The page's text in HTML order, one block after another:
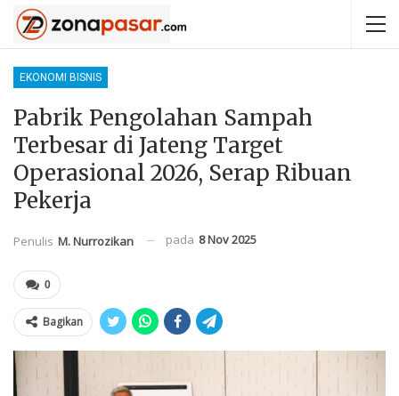
EKONOMI BISNIS
Pabrik Pengolahan Sampah
Terbesar di Jateng Target
Operasional 2026, Serap Ribuan
Pekerja
Penulis M. Nurrozikan pada 8 Nov 2025
0
Bagikan